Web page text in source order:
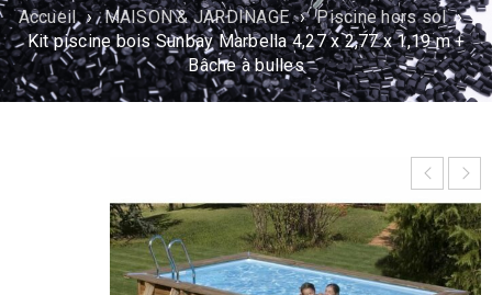
Accueil › MAISON & JARDINAGE › Piscine hors sol ›
Kit piscine bois Sunbay Marbella 4,27 x 2,77 x 1,19 m +
Bâche à bulles